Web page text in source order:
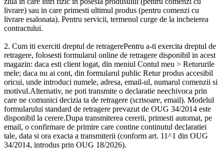
livrare) sau in care primesti ultimul produs (pentru comenzi cu
livrare esalonata). Pentru servicii, termenul curge de la incheierea
contractului.
2. Cum iti exerciti dreptul de retragerePentru a-ti exercita dreptul de
retragere, folosesti formularul online de retragere disponibil in acest
magazin: daca esti client logat, din meniul Contul meu > Retururile
mele; daca nu ai cont, din formularul public Retur produs accesibil
oricui, unde introduci numele, adresa, email-ul, numarul comenzii si
motivul.Alternativ, ne poti transmite o declaratie neechivoca prin
care ne comunici decizia ta de retragere (scrisoare, email). Modelul
formularului standard de retragere prevazut de OUG 34/2014 este
disponibil la cerere.Dupa transmiterea cererii, primesti automat, pe
email, o confirmare de primire care contine continutul declaratiei
tale, data si ora exacta a transmiterii (conform art. 11^1 din OUG
34/2014, introdus prin OUG 18/2026).